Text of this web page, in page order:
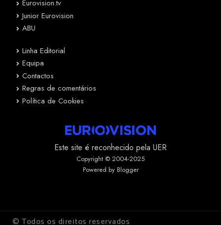
Eurovision.tv
Junior Eurovision
ABU
Linha Editorial
Equipa
Contactos
Regras de comentários
Política de Cookies
Este site é reconhecido pela UER
Copyright © 2004-2025
Powered by Blogger
© Todos os direitos reservados